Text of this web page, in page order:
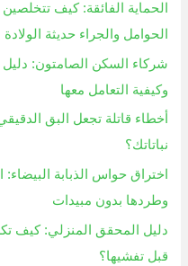
الحماية الفائقة: كيف
الحوامل والجراء حديثة
شركاء السكن الصامتون:
وكيفية التعامل معها
أخطاء قاتلة تجعل البق
نباتاتك؟
اختراق حواس الذبابة
وطردها بدون مبيدات
دليل المحقق المنزلي: كيف
قبل تفشيها؟